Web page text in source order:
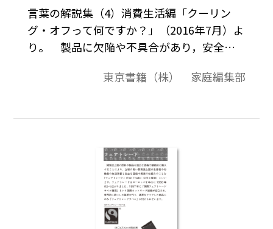
言葉の解説集（4）消費生活編「クーリン
グ・オフって何ですか？」（2016年7月）よ
り。 製品に欠陥や不具合があり，安全上
費者が製品を安全に使用できる ための予防
う ものついて，消費者への注意喚起等を含
報」といいます。
東京書籍（株） 家庭編集部